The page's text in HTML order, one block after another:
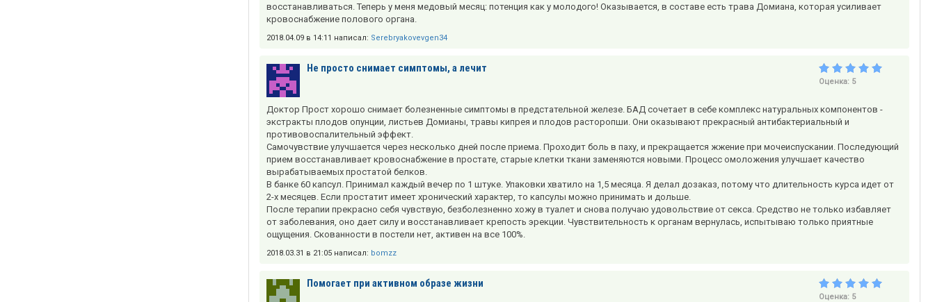
восстанавливаться. Теперь у меня медовый месяц: потенция как у молодого! Оказывается, в составе есть трава Домиана, которая усиливает
кровоснабжение полового органа.
2018.04.09 в 14:11 написал: Serebryakovevgen34
Не просто снимает симптомы, а лечит
Оценка: 5
Доктор Прост хорошо снимает болезненные симптомы в предстательной железе. БАД сочетает в себе комплекс натуральных компонентов -
экстракты плодов опунции, листьев Домианы, травы кипрея и плодов расторопши. Они оказывают прекрасный антибактериальный и
противовоспалительный эффект.
Самочувствие улучшается через несколько дней после приема. Проходит боль в паху, и прекращается жжение при мочеиспускании. Последующий
прием восстанавливает кровоснабжение в простате, старые клетки ткани заменяются новыми. Процесс омоложения улучшает качество
вырабатываемых простатой белков.
В банке 60 капсул. Принимал каждый вечер по 1 штуке. Упаковки хватило на 1,5 месяца. Я делал дозаказ, потому что длительность курса идет от
2-х месяцев. Если простатит имеет хронический характер, то капсулы можно принимать и дольше.
После терапии прекрасно себя чувствую, безболезненно хожу в туалет и снова получаю удовольствие от секса. Средство не только избавляет
от заболевания, оно дает силу и восстанавливает крепость эрекции. Чувствительность к органам вернулась, испытываю только приятные
ощущения. Скованности в постели нет, активен на все 100%.
2018.03.31 в 21:05 написал: bomzz
Помогает при активном образе жизни
Оценка: 5